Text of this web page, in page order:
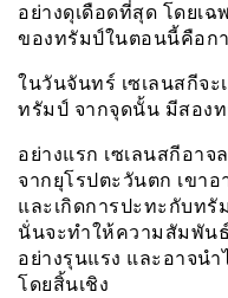
อย่างดุเดือดที่สุด โดยเ
ของทรัมป์ในตอนนี้คือกา
ในวันจันทร์ เซเลนสกีจ
ทรัมป์ จากจุดนั้น มีสองท
อย่างแรก เซเลนสกีอา
จากยุโรปตะวันตก เขา
และเกิดการปะทะกับท
นั่นจะทำให้ความสัมพัน
อย่างรุนแรง และอาจน
โดยสิ้นเชิง